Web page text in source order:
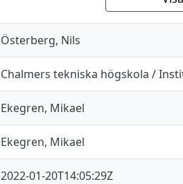
Österberg, Nils
Chalmers tekniska högskola /
Ekegren, Mikael
Ekegren, Mikael
2022-01-20T14:05:29Z